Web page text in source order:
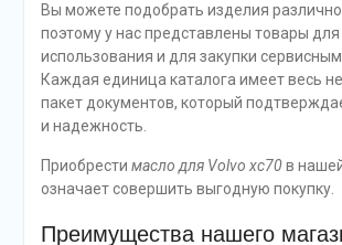
Вы можете подобрать изделия
поэтому у нас представлены товары для
использования и для закупки
Каждая единица каталога имеет весь
пакет документов, который
и надежность.
Приобрести масло для Volvo xc70в
означает совершить выгодную покупку.
Преимущества нашего